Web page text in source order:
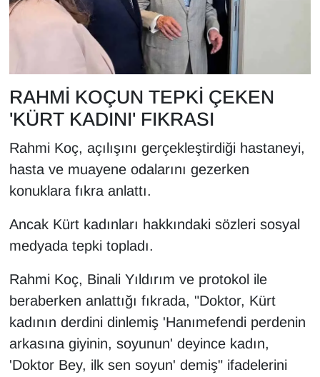
RAHMİ KOÇUN TEPKİ ÇEKEN
'KÜRT KADINI' FIKRASI
Rahmi Koç, açılışını gerçekleştirdiği hastaneyi,
hasta ve muayene odalarını gezerken
konuklara fıkra anlattı.
Ancak Kürt kadınları hakkındaki sözleri sosyal
medyada tepki topladı.
Rahmi Koç, Binali Yıldırım ve protokol ile
beraberken anlattığı fıkrada, "Doktor, Kürt
kadının derdini dinlemiş 'Hanımefendi perdenin
arkasına giyinin, soyunun' deyince kadın,
'Doktor Bey, ilk sen soyun' demiş" ifadelerini